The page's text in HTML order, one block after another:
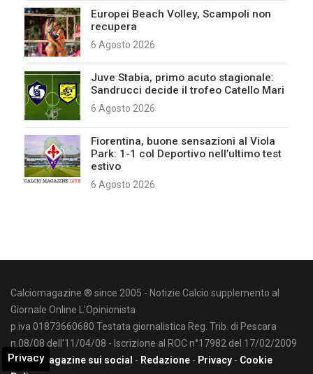
Europei Beach Volley, Scampoli non
recupera
6 Agosto 2026
Juve Stabia, primo acuto stagionale:
Sandrucci decide il trofeo Catello Mari
6 Agosto 2026
Fiorentina, buone sensazioni al Viola
Park: 1-1 col Deportivo nell’ultimo test
estivo
6 Agosto 2026
Calciomagazine ® since 2005 - Notizie Calcio supplemento al
Giornale Online L'Opinionista
p.iva 01873660680 Testata giornalistica Reg. Trib. di Pescara
n.08/08 dell'11/04/08 - Iscrizione al ROC n°17982 del 17/02/2009
Calciomagazine sui social - Redazione - Privacy - Cookie
Privacy